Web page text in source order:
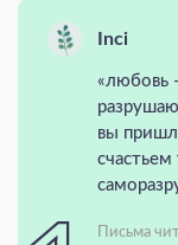
Inci
«любовь
вы
счастьем
Письма